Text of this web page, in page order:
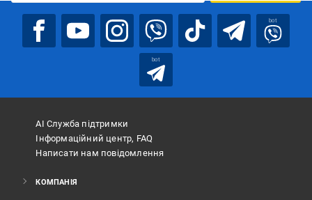
bot
bot
АІ Служба підтримки
Інформаційний центр, FAQ
Написати нам повідомлення
КОМПАНІЯ